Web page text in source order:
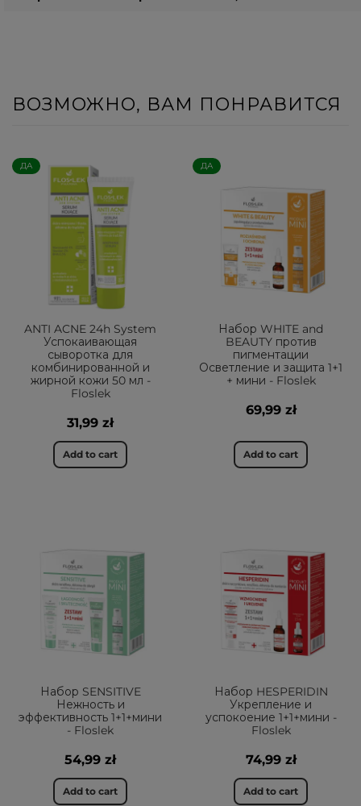
ВОЗМОЖНО, ВАМ ПОНРАВИТСЯ
ДА
ANTI ACNE 24h System
Успокаивающая
сыворотка для
комбинированной и
жирной кожи 50 мл -
Floslek
31,99 zł
Add to cart
ДА
Набор WHITE and
BEAUTY против
пигментации
Осветление и защита 1+1
+ мини - Floslek
69,99 zł
Add to cart
Набор SENSITIVE
Нежность и
эффективность 1+1+мини
- Floslek
54,99 zł
Add to cart
Набор HESPERIDIN
Укрепление и
успокоение 1+1+мини -
Floslek
74,99 zł
Add to cart